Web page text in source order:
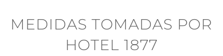
MEDIDAS TOMADAS POR
HOTEL 1877